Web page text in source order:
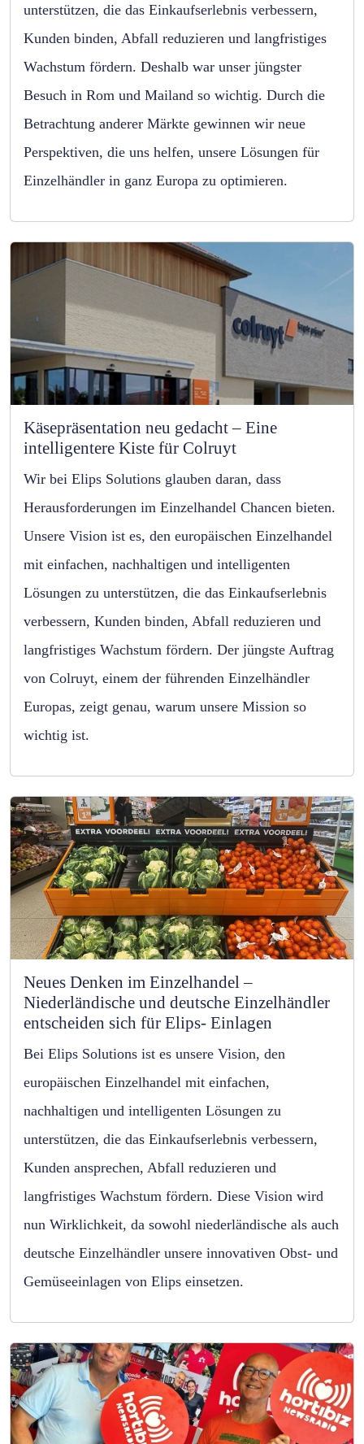
unterstützen, die das Einkaufserlebnis verbessern,
Kunden binden, Abfall reduzieren und langfristiges
Wachstum fördern. Deshalb war unser jüngster
Besuch in Rom und Mailand so wichtig. Durch die
Betrachtung anderer Märkte gewinnen wir neue
Perspektiven, die uns helfen, unsere Lösungen für
Einzelhändler in ganz Europa zu optimieren.
Käsepräsentation neu gedacht – Eine
intelligentere Kiste für Colruyt
Wir bei Elips Solutions glauben daran, dass
Herausforderungen im Einzelhandel Chancen bieten.
Unsere Vision ist es, den europäischen Einzelhandel
mit einfachen, nachhaltigen und intelligenten
Lösungen zu unterstützen, die das Einkaufserlebnis
verbessern, Kunden binden, Abfall reduzieren und
langfristiges Wachstum fördern. Der jüngste Auftrag
von Colruyt, einem der führenden Einzelhändler
Europas, zeigt genau, warum unsere Mission so
wichtig ist.
Neues Denken im Einzelhandel –
Niederländische und deutsche Einzelhändler
entscheiden sich für Elips- Einlagen
Bei Elips Solutions ist es unsere Vision, den
europäischen Einzelhandel mit einfachen,
nachhaltigen und intelligenten Lösungen zu
unterstützen, die das Einkaufserlebnis verbessern,
Kunden ansprechen, Abfall reduzieren und
langfristiges Wachstum fördern. Diese Vision wird
nun Wirklichkeit, da sowohl niederländische als auch
deutsche Einzelhändler unsere innovativen Obst- und
Gemüseeinlagen von Elips einsetzen.